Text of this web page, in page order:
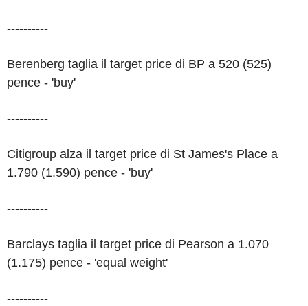
----------
Berenberg taglia il target price di BP a 520 (525)
pence - 'buy'
----------
Citigroup alza il target price di St James's Place a
1.790 (1.590) pence - 'buy'
----------
Barclays taglia il target price di Pearson a 1.070
(1.175) pence - 'equal weight'
----------